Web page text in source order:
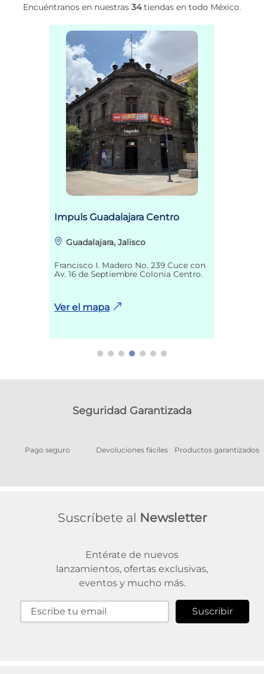
Encuéntranos en nuestras 34tiendas en todo México.
Impuls Guadalajara Centro
Guadalajara, Jalisco
Francisco I. Madero No. 239 Cuce con
Av. 16 de Septiembre Colonia Centro.
Ver el mapa
Seguridad Garantizada
Pago seguro Devoluciones fáciles Productos garantizados
Suscríbete al Newsletter
Entérate de nuevos
lanzamientos, ofertas exclusivas,
eventos y mucho más.
Suscribir